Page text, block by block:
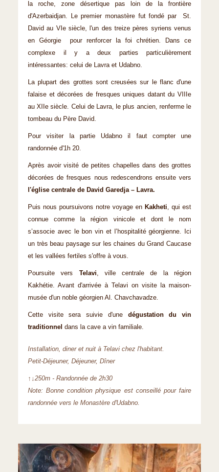
la roche, zone désertique pas loin de la frontière
d'Azerbaidjan. Le premier monastère fut fondé par St.
David au VIe siècle, l'un des treize pères syriens venus
en Géorgie pour renforcer la foi chrétien. Dans ce
complexe il y a deux parties particulièrement
intéressantes: celui de Lavra et Udabno.
La plupart des grottes sont creusées sur le flanc d'une
falaise et décorées de fresques uniques datant du VIIIe
au XIIe siècle. Celui de Lavra, le plus ancien, renferme le
tombeau du Père David.
Pour visiter la partie Udabno il faut compter une
randonnée d'1h 20.
Après avoir visité de petites chapelles dans des grottes
décorées de fresques nous redescendrons ensuite vers
l'église centrale de David Garedja – Lavra.
Puis nous poursuivons notre voyage en Kakheti, qui est
connue comme la région vinicole et dont le nom
s’associe avec le bon vin et l’hospitalité géorgienne. Ici
un très beau paysage sur les chaines du Grand Caucase
et les vallées fertiles s'offre à vous.
Poursuite vers Telavi, ville centrale de la région
Kakhétie. Avant d'arrivée à Telavi on visite la maison-
musée d'un noble géorgien Al. Chavchavadze.
Cette visite sera suivie d'une dégustation du vin
traditionnel dans la cave a vin familiale.
Installation, diner et nuit à Telavi chez l'habitant.
Petit-Déjeuner, Déjeuner, Dîner
↑↓250m - Randonnée de 2h30
Note: Bonne condition physique est conseillé pour faire
randonnée vers le Monastère d'Udabno.